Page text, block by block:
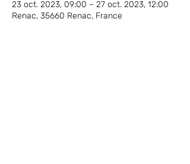
23 oct. 2023, 09:00 – 27 oct. 2023, 12:00
Renac, 35660 Renac, France